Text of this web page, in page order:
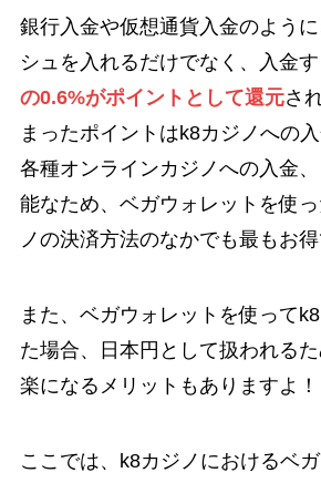
銀行入金や仮想通貨入金のよう
シュを入れるだけでなく、入金
の0.6%がポイントとして還元さ
まったポイントはk8カジノへの入
各種オンラインカジノへの入金
能なため、ベガウォレットを使
ノの決済方法のなかでも最もお得
また、ベガウォレットを使って
た場合、日本円として扱われる
楽になるメリットもありますよ！
ここでは、k8カジノにおけるベ